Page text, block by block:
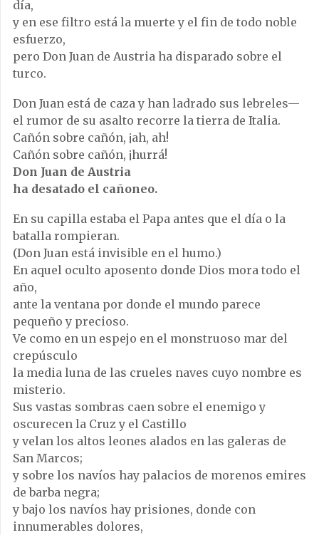
día,
y en ese filtro está la muerte y el fin de todo noble
esfuerzo,
pero Don Juan de Austria ha disparado sobre el
turco.
Don Juan está de caza y han ladrado sus lebreles—
el rumor de su asalto recorre la tierra de Italia.
Cañón sobre cañón, ¡ah, ah!
Cañón sobre cañón, ¡hurrá!
Don Juan de Austria
ha desatado el cañoneo.
En su capilla estaba el Papa antes que el día o la
batalla rompieran.
(Don Juan está invisible en el humo.)
En aquel oculto aposento donde Dios mora todo el
año,
ante la ventana por donde el mundo parece
pequeño y precioso.
Ve como en un espejo en el monstruoso mar del
crepúsculo
la media luna de las crueles naves cuyo nombre es
misterio.
Sus vastas sombras caen sobre el enemigo y
oscurecen la Cruz y el Castillo
y velan los altos leones alados en las galeras de
San Marcos;
y sobre los navíos hay palacios de morenos emires
de barba negra;
y bajo los navíos hay prisiones, donde con
innumerables dolores,